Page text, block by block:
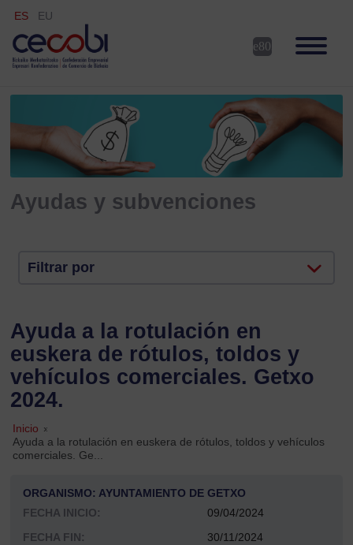
ES EU
Ayudas y subvenciones
Filtrar por
Ayuda a la rotulación en
euskera de rótulos, toldos y
vehículos comerciales. Getxo
2024.
Inicio »
Ayuda a la rotulación en euskera de rótulos, toldos y vehículos
comerciales. Ge...
ORGANISMO: AYUNTAMIENTO DE GETXO
FECHA INICIO:
09/04/2024
FECHA FIN:
30/11/2024